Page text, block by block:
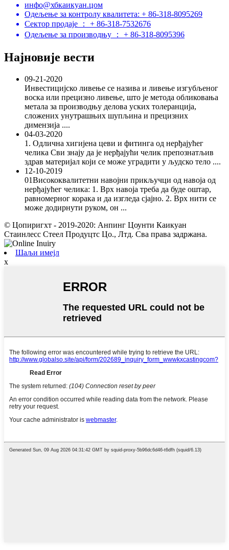
инфо@хбкаикуан.цом
Одељење за контролу квалитета: + 86-318-8095269
Сектор продаје ： + 86-318-7532676
Одељење за производњу ： + 86-318-8095396
Најновије вести
09-21-2020
Инвестицијско ливење се назива и ливење изгубљеног
воска или прецизно ливење, што је метода обликовања
метала за производњу делова уских толеранција,
сложених унутрашњих шупљина и прецизних
димензија ....
04-03-2020
1. Одлична хигијена цеви и фитинга од нерђајућег
челика Сви знају да је нерђајући челик препознатљив
здрав материјал који се може уградити у људско тело ....
12-10-2019
01Висококвалитетни навојни прикључци од навоја од
нерђајућег челика: 1. Врх навоја треба да буде оштар,
равномерног корака и да изгледа сјајно. 2. Врх нити се
може додирнути руком, он ...
© Цопиригхт - 2019-2020: Анпинг Цоунти Каикуан
Стаинлесс Стеел Продуцтс Цо., Лтд. Сва права задржана.
Шаљи имејл
x